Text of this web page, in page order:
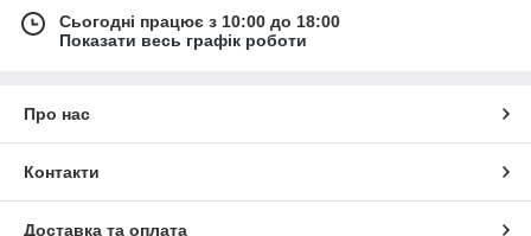
Сьогодні працює з 10:00 до 18:00
Показати весь графік роботи
Про нас
Контакти
Доставка та оплата